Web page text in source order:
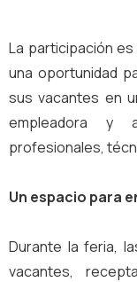
La participación
una oportunidad
sus vacantes en
empleadora y
profesionales,
Un espacio para
Durante la feria,
vacantes,